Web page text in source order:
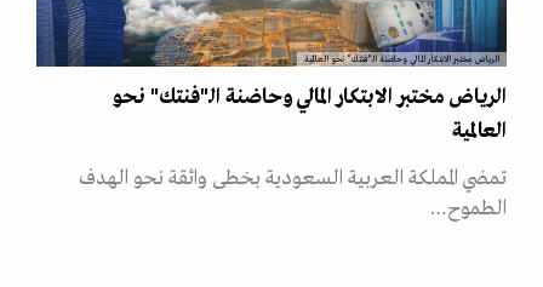
الرياض مختبر الابتكار المالي وحاضنة الـ"فنتك" نحو العالمية
الرياض مختبر الابتكار المالي وحاضنة الـ"فنتك" نحو
العالمية
تمضي المملكة العربية السعودية بخطى واثقة نحو الهدف
الطموح…